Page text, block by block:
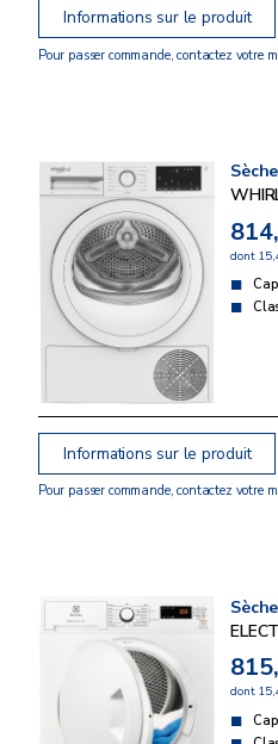
Informations sur le produit
Pour passer commande, contactez votre
dont
Informations sur le produit
Pour passer commande, contactez votre
dont